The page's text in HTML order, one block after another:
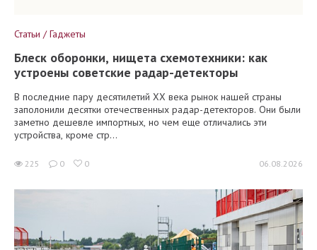
Статьи / Гаджеты
Блеск оборонки, нищета схемотехники: как
устроены советские радар-детекторы
В последние пару десятилетий XX века рынок нашей страны
заполонили десятки отечественных радар-детекторов. Они были
заметно дешевле импортных, но чем еще отличались эти
устройства, кроме стр...
225 0 0 06.08.2026